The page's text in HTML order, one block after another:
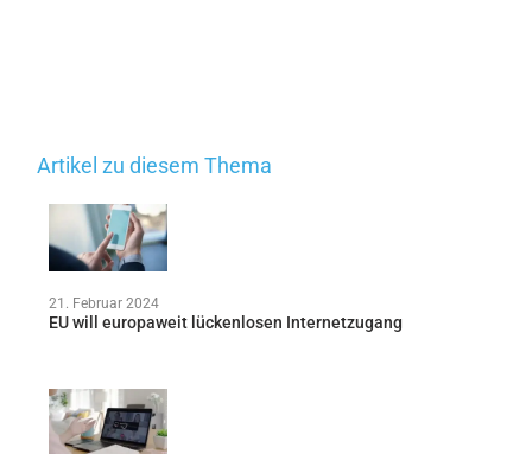
Artikel zu diesem Thema
21. Februar 2024
EU will europaweit lückenlosen Internetzugang